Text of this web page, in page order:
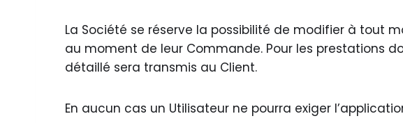
La Société se réserve la possibilité de modifier à tout
au moment de leur Commande. Pour les prestations
détaillé sera transmis au Client.
En aucun cas un Utilisateur ne pourra exiger